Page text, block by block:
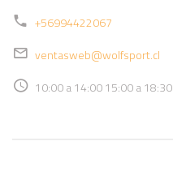
+56994422067
ventasweb@wolfsport.cl
10:00 a 14:00 15:00 a 18:30